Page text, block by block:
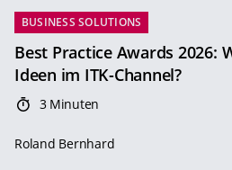
BUSINESS SOLUTIONS
Best Practice Awards 2026:
Ideen im ITK-Channel?
3 Minuten
Roland Bernhard